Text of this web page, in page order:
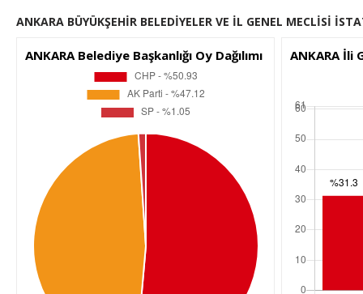
ANKARA BÜYÜKŞEHİR BELEDİYELER VE İL GENEL MECLİSİ
ANKARA Belediye Başkanlığı Oy Dağılımı ANKARA İli